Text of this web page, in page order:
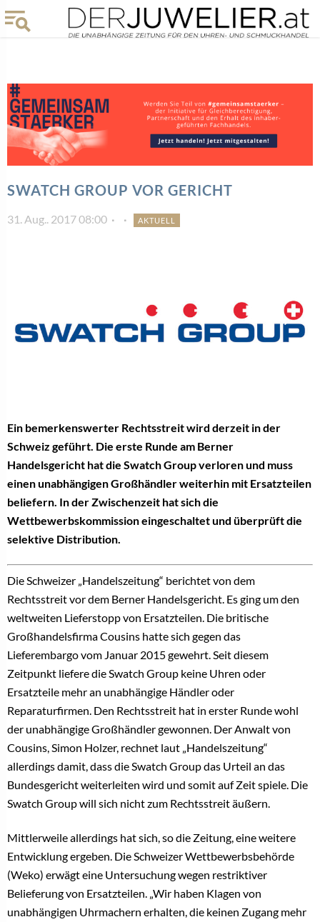
SWATCH GROUP VOR GERICHT
31. Aug.. 2017 08:00 AKTUELL
Ein bemerkenswerter Rechtsstreit wird derzeit in der
Schweiz geführt. Die erste Runde am Berner
Handelsgericht hat die Swatch Group verloren und muss
einen unabhängigen Großhändler weiterhin mit Ersatzteilen
beliefern. In der Zwischenzeit hat sich die
Wettbewerbskommission eingeschaltet und überprüft die
selektive Distribution.
Die Schweizer „Handelszeitung“ berichtet von dem
Rechtsstreit vor dem Berner Handelsgericht. Es ging um den
weltweiten Lieferstopp von Ersatzteilen. Die britische
Großhandelsfirma Cousins hatte sich gegen das
Lieferembargo vom Januar 2015 gewehrt. Seit diesem
Zeitpunkt liefere die Swatch Group keine Uhren oder
Ersatzteile mehr an unabhängige Händler oder
Reparaturfirmen. Den Rechtsstreit hat in erster Runde wohl
der unabhängige Großhändler gewonnen. Der Anwalt von
Cousins, Simon Holzer, rechnet laut „Handelszeitung“
allerdings damit, dass die Swatch Group das Urteil an das
Bundesgericht weiterleiten wird und somit auf Zeit spiele. Die
Swatch Group will sich nicht zum Rechtsstreit äußern.
Mittlerweile allerdings hat sich, so die Zeitung, eine weitere
Entwicklung ergeben. Die Schweizer Wettbewerbsbehörde
(Weko) erwägt eine Untersuchung wegen restriktiver
Belieferung von Ersatzteilen. „Wir haben Klagen von
unabhängigen Uhrmachern erhalten, die keinen Zugang mehr